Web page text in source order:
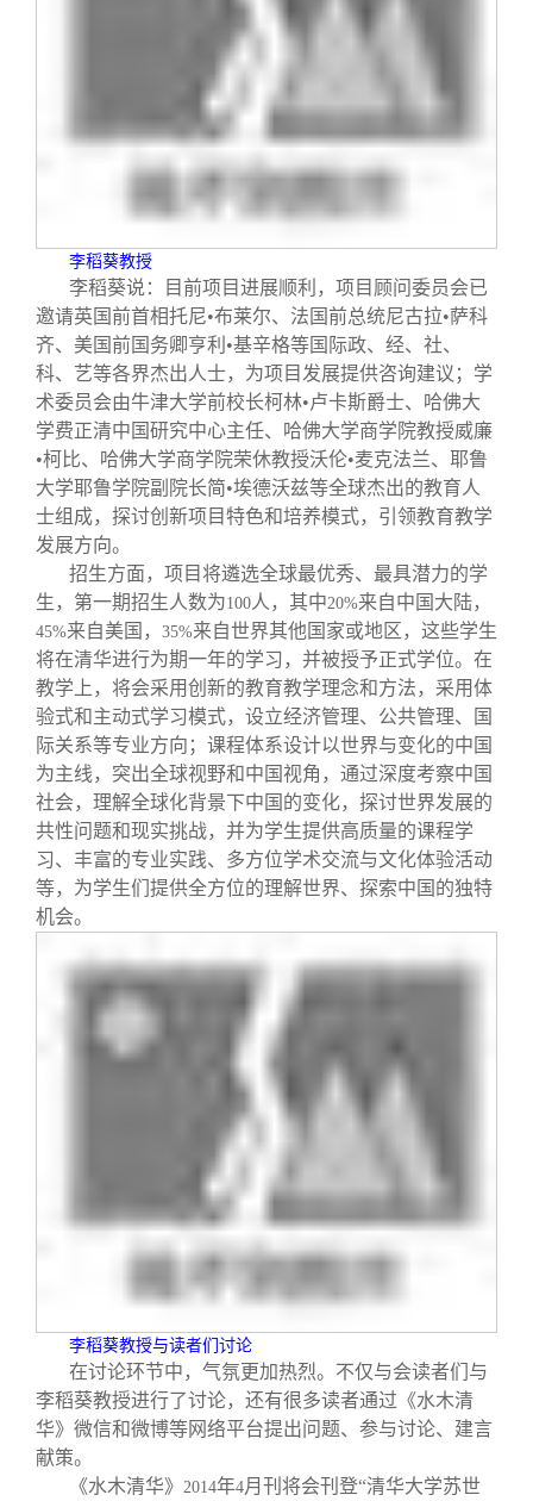
李稻葵教授
李稻葵说：目前项目进展顺利，项目顾问委员会已
邀请英国前首相托尼•布莱尔、法国前总统尼古拉•萨科
齐、美国前国务卿亨利•基辛格等国际政、经、社、
科、艺等各界杰出人士，为项目发展提供咨询建议；学
术委员会由牛津大学前校长柯林•卢卡斯爵士、哈佛大
学费正清中国研究中心主任、哈佛大学商学院教授威廉
•柯比、哈佛大学商学院荣休教授沃伦•麦克法兰、耶鲁
大学耶鲁学院副院长简•埃德沃兹等全球杰出的教育人
士组成，探讨创新项目特色和培养模式，引领教育教学
发展方向。
招生方面，项目将遴选全球最优秀、最具潜力的学
生，第一期招生人数为100人，其中20%来自中国大陆，
45%来自美国， 35%来自世界其他国家或地区，这些学生
将在清华进行为期一年的学习，并被授予正式学位。在
教学上，将会采用创新的教育教学理念和方法，采用体
验式和主动式学习模式，设立经济管理、公共管理、国
际关系等专业方向；课程体系设计以世界与变化的中国
为主线，突出全球视野和中国视角，通过深度考察中国
社会，理解全球化背景下中国的变化，探讨世界发展的
共性问题和现实挑战，并为学生提供高质量的课程学
习、丰富的专业实践、多方位学术交流与文化体验活动
等，为学生们提供全方位的理解世界、探索中国的独特
机会。
李稻葵教授与读者们讨论
在讨论环节中，气氛更加热烈。不仅与会读者们与
李稻葵教授进行了讨论，还有很多读者通过《水木清
华》微信和微博等网络平台提出问题、参与讨论、建言
献策。
《水木清华》 2014年4月刊将会刊登“清华大学苏世